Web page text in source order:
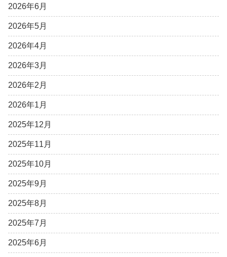
2026年6月
2026年5月
2026年4月
2026年3月
2026年2月
2026年1月
2025年12月
2025年11月
2025年10月
2025年9月
2025年8月
2025年7月
2025年6月